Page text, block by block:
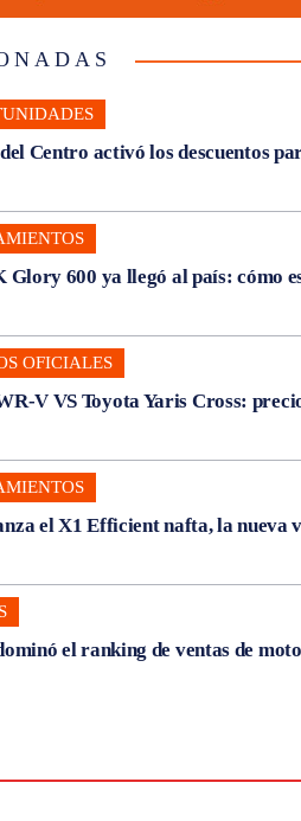
Centro activó los descuentos
Glory 600 ya llegó al país: cómo
OFICIALES
V VS Toyota Yaris Cross:
el X1 Efficient nafta, la nueva
el ranking de ventas de